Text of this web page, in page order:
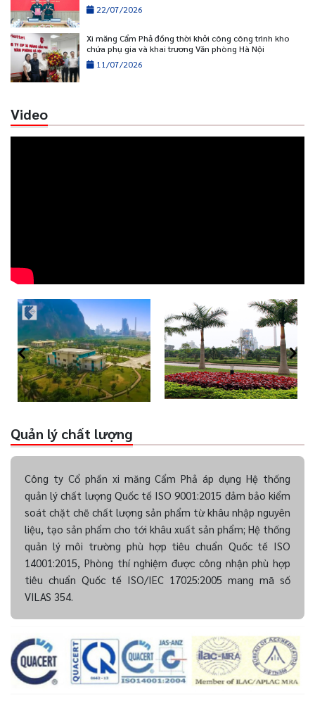
22/07/2026
Xi măng Cẩm Phả đồng thời khởi công công trình kho
chứa phụ gia và khai trương Văn phòng Hà Nội
11/07/2026
Video
Quản lý chất lượng
Công ty Cổ phần xi măng Cẩm Phả áp dụng Hệ thống
quản lý chất lượng Quốc tế ISO 9001:2015 đảm bảo kiểm
soát chặt chẽ chất lượng sản phẩm từ khâu nhập nguyên
liệu, tạo sản phẩm cho tới khâu xuất sản phẩm; Hệ thống
quản lý môi trường phù hợp tiêu chuẩn Quốc tế ISO
14001:2015, Phòng thí nghiệm được công nhận phù hợp
tiêu chuẩn Quốc tế ISO/IEC 17025:2005 mang mã số
VILAS 354.